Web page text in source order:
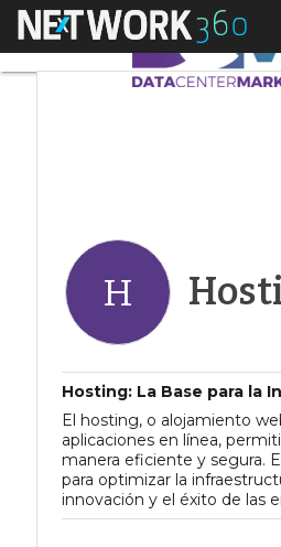
Menú
H
Hosting: La Base para la
El hosting, o alojamiento
aplicaciones en línea,
manera eficiente y segura.
para optimizar la
innovación y el éxito de las